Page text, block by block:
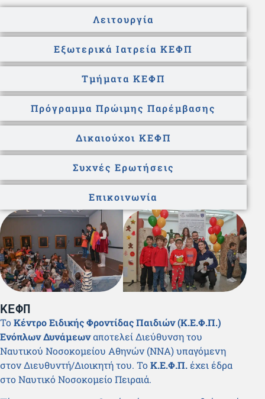
Λειτουργία
Εξωτερικά Ιατρεία ΚΕΦΠ
Τμήματα ΚΕΦΠ
Πρόγραμμα Πρώιμης Παρέμβασης
Δικαιούχοι ΚΕΦΠ
Συχνές Ερωτήσεις
Επικοινωνία
ΚΕΦΠ
ΤοΚέντρο Ειδικής Φροντίδας Παιδιών (Κ.Ε.Φ.Π.)
Ενόπλων Δυνάμεωναποτελεί Διεύθυνση του
Ναυτικού Νοσοκομείου Αθηνών (ΝΝΑ) υπαγόμενη
στον Διευθυντή/Διοικητή του. ΤοΚ.Ε.Φ.Π.έχει έδρα
στο Ναυτικό Νοσοκομείο Πειραιά.